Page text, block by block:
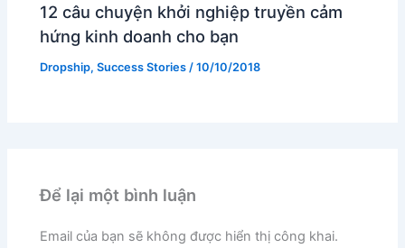
12 câu chuyện khởi nghiệp truyền cảm
hứng kinh doanh cho bạn
Dropship,Success Stories /10/10/2018
Để lại một bình luận
Email của bạn sẽ không được hiển thị công khai.